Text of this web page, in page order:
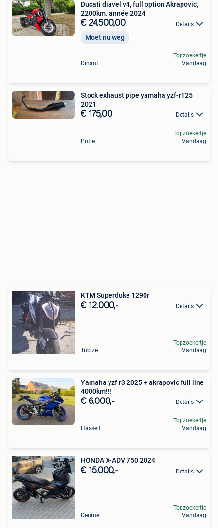
Ducati diavel v4, full option Akrapovic,
2200km. année 2024
€ 24.500,00 Details
Moet nu weg
Dinant
Topzoekertje
Vandaag
Stock exhaust pipe yamaha yzf-r125
2021
€ 175,00 Details
Putte
Topzoekertje
Vandaag
KTM Superduke 1290r
€ 12.000,- Details
Tubize
Topzoekertje
Vandaag
Yamaha yzf r3 2025 + akrapovic full line
4000km!!!
€ 6.000,- Details
Hasselt
Topzoekertje
Vandaag
HONDA X-ADV 750 2024
€ 15.000,- Details
Deurne
Topzoekertje
Vandaag